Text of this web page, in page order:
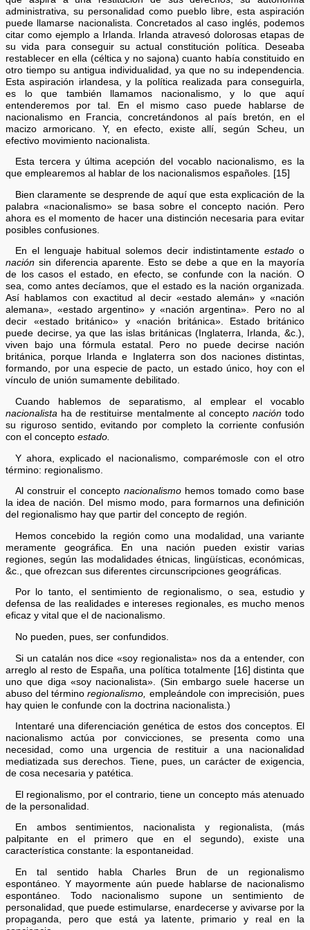
administrativa, su personalidad como pueblo libre, esta aspiración
puede llamarse nacionalista. Concretados al caso inglés, podemos
citar como ejemplo a Irlanda. Irlanda atravesó dolorosas etapas de
su vida para conseguir su actual constitución política. Deseaba
restablecer en ella (céltica y no sajona) cuanto había constituido en
otro tiempo su antigua individualidad, ya que no su independencia.
Esta aspiración irlandesa, y la política realizada para conseguirla,
es lo que también llamamos nacionalismo, y lo que aquí
entenderemos por tal. En el mismo caso puede hablarse de
nacionalismo en Francia, concretándonos al país bretón, en el
macizo armoricano. Y, en efecto, existe allí, según Scheu, un
efectivo movimiento nacionalista.
Esta tercera y última acepción del vocablo nacionalismo, es la
que emplearemos al hablar de los nacionalismos españoles. [15]
Bien claramente se desprende de aquí que esta explicación de la
palabra «nacionalismo» se basa sobre el concepto nación. Pero
ahora es el momento de hacer una distinción necesaria para evitar
posibles confusiones.
En el lenguaje habitual solemos decir indistintamente estadoo
nación sin diferencia aparente. Esto se debe a que en la mayoría
de los casos el estado, en efecto, se confunde con la nación. O
sea, como antes decíamos, que el estado es la nación organizada.
Así hablamos con exactitud al decir «estado alemán» y «nación
alemana», «estado argentino» y «nación argentina». Pero no al
decir «estado británico» y «nación británica». Estado británico
puede decirse, ya que las islas británicas (Inglaterra, Irlanda, &c.),
viven bajo una fórmula estatal. Pero no puede decirse nación
británica, porque Irlanda e Inglaterra son dos naciones distintas,
formando, por una especie de pacto, un estado único, hoy con el
vínculo de unión sumamente debilitado.
Cuando hablemos de separatismo, al emplear el vocablo
nacionalista ha de restituirse mentalmente al concepto nacióntodo
su riguroso sentido, evitando por completo la corriente confusión
con el conceptoestado.
Y ahora, explicado el nacionalismo, comparémosle con el otro
término: regionalismo.
Al construir el concepto nacionalismohemos tomado como base
la idea de nación. Del mismo modo, para formarnos una definición
del regionalismo hay que partir del concepto de región.
Hemos concebido la región como una modalidad, una variante
meramente geográfica. En una nación pueden existir varias
regiones, según las modalidades étnicas, lingüísticas, económicas,
&c., que ofrezcan sus diferentes circunscripciones geográficas.
Por lo tanto, el sentimiento de regionalismo, o sea, estudio y
defensa de las realidades e intereses regionales, es mucho menos
eficaz y vital que el de nacionalismo.
No pueden, pues, ser confundidos.
Si un catalán nos dice «soy regionalista» nos da a entender, con
arreglo al resto de España, una política totalmente [16] distinta que
uno que diga «soy nacionalista». (Sin embargo suele hacerse un
abuso del términoregionalismo, empleándole con imprecisión, pues
hay quien le confunde con la doctrina nacionalista.)
Intentaré una diferenciación genética de estos dos conceptos. El
nacionalismo actúa por convicciones, se presenta como una
necesidad, como una urgencia de restituir a una nacionalidad
mediatizada sus derechos. Tiene, pues, un carácter de exigencia,
de cosa necesaria y patética.
El regionalismo, por el contrario, tiene un concepto más atenuado
de la personalidad.
En ambos sentimientos, nacionalista y regionalista, (más
palpitante en el primero que en el segundo), existe una
característica constante: la espontaneidad.
En tal sentido habla Charles Brun de un regionalismo
espontáneo. Y mayormente aún puede hablarse de nacionalismo
espontáneo. Todo nacionalismo supone un sentimiento de
personalidad, que puede estimularse, enardecerse y avivarse por la
propaganda, pero que está ya latente, primario y real en la